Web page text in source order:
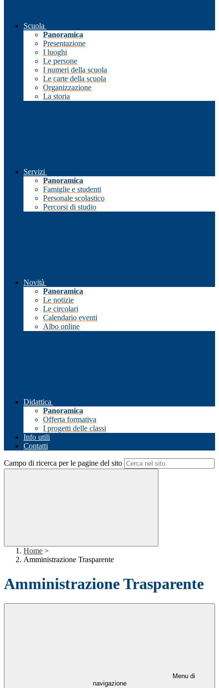
Scuola
Panoramica
Presentazione
I luoghi
Le persone
I numeri della scuola
Le carte della scuola
Organizzazione
La storia
Servizi
Panoramica
Famiglie e studenti
Personale scolastico
Percorsi di studio
Novità
Panoramica
Le notizie
Le circolari
Calendario eventi
Albo online
Didattica
Panoramica
Offerta formativa
I progetti delle classi
Info utili
Contatti
Campo di ricerca per le pagine del sito
Home >
Amministrazione Trasparente
Amministrazione Trasparente
Menu di
navigazione